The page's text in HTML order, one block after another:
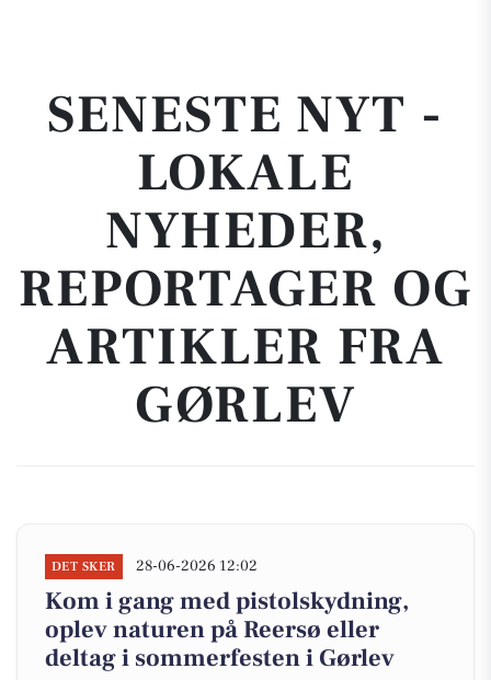
SENESTE NYT -
LOKALE
NYHEDER,
REPORTAGER OG
ARTIKLER FRA
GØRLEV
DET SKER 28-06-2026 12:02
Kom i gang med pistolskydning,
oplev naturen på Reersø eller
deltag i sommerfesten i Gørlev